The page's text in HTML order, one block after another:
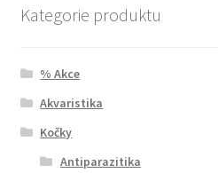
Kategorie produktu
% Akce
Akvaristika
Kočky
Antiparazitika